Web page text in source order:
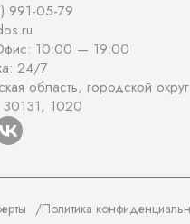
991-05-79
10:00 — 19:00
24/7
область, городской
30131, 1020
Политика